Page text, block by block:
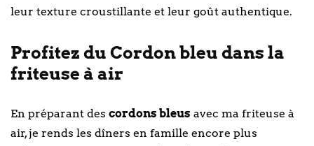
leur texture croustillante et leur goût authentique.
Profitez du Cordon bleu dans la
friteuse à air
En préparant des cordons bleus avec ma friteuse à
air, je rends les dîners en famille encore plus